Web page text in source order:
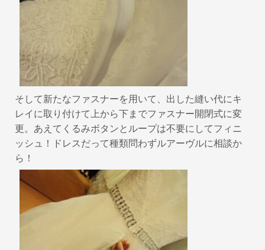
そして新たなファスナーを用いて、出した縫い代にキ
レイに取り付けて上から下までファスナー開閉式に変
更。あえてくるみボタンとループは不要にしてフィニ
ッシュ！ドレスだって種類問わずルアーヴルに相談か
ら！